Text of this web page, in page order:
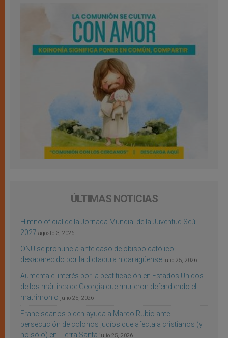
ÚLTIMAS NOTICIAS
Himno oficial de la Jornada Mundial de la Juventud Seúl
2027 agosto 3, 2026
ONU se pronuncia ante caso de obispo católico
desaparecido por la dictadura nicaragüense julio 25, 2026
Aumenta el interés por la beatificación en Estados Unidos
de los mártires de Georgia que murieron defendiendo el
matrimonio julio 25, 2026
Franciscanos piden ayuda a Marco Rubio ante
persecución de colonos judíos que afecta a cristianos (y
no sólo) en Tierra Santa julio 25, 2026